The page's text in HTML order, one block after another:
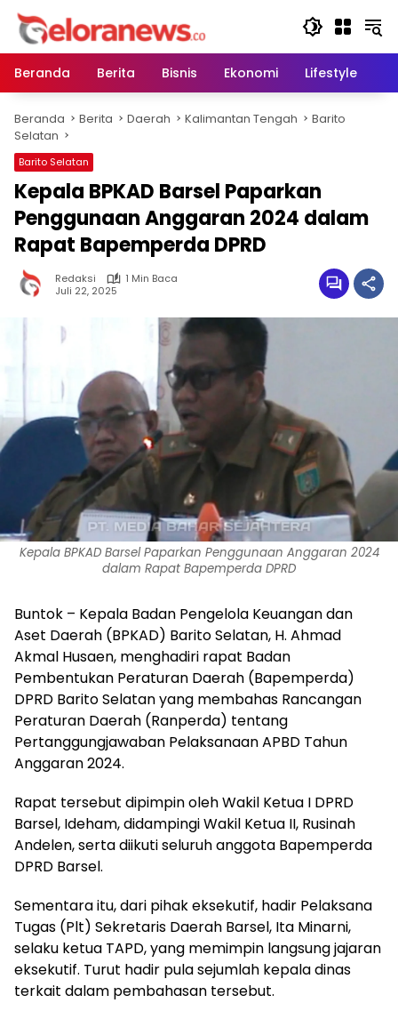
Langsung
konten
Beranda
Berita Bisnis Ekonomi Lifestyle
Beranda Berita Daerah Kalimantan Tengah
Barito
Selatan
Barito Selatan
Kepala BPKAD Barsel Paparkan
Penggunaan Anggaran 2024 dalam
Rapat Bapemperda DPRD
Redaksi
1 Min Baca
Juli 22, 2025
Kepala BPKAD Barsel Paparkan Penggunaan Anggaran 2024
dalam Rapat Bapemperda DPRD
Buntok – Kepala Badan Pengelola Keuangan dan
Aset Daerah (BPKAD) Barito Selatan, H. Ahmad
Akmal Husaen, menghadiri rapat Badan
Pembentukan Peraturan Daerah (Bapemperda)
DPRD Barito Selatan yang membahas Rancangan
Peraturan Daerah (Ranperda) tentang
Pertanggungjawaban Pelaksanaan APBD Tahun
Anggaran 2024.
Rapat tersebut dipimpin oleh Wakil Ketua I DPRD
Barsel, Ideham, didampingi Wakil Ketua II, Rusinah
Andelen, serta diikuti seluruh anggota Bapemperda
DPRD Barsel.
Sementara itu, dari pihak eksekutif, hadir Pelaksana
Tugas (Plt) Sekretaris Daerah Barsel, Ita Minarni,
selaku ketua TAPD, yang memimpin langsung jajaran
eksekutif. Turut hadir pula sejumlah kepala dinas
terkait dalam pembahasan tersebut.